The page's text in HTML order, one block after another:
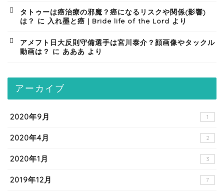
タトゥーは癌治療の邪魔？癌になるリスクや関係(影響)
は？ に 入れ墨と癌 | Bride life of the Lord より
アメフト日大反則守備選手は宮川泰介？顔画像やタックル
動画は？ に あああ より
アーカイブ
2020年9月 1
2020年4月 2
2020年1月 3
2019年12月 7